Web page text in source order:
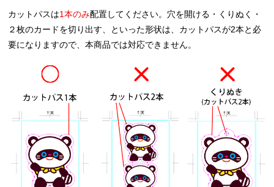
カットパスは1本のみ配置してください。穴を開ける・くりぬく・
２枚のカードを切り出す、といった形状は、カットパスが2本と必
要になりますので、本商品では対応できません。